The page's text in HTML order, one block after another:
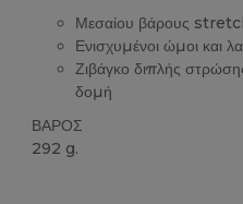
Μεσαίου βάρους
Ενισχυμένοι ώμοι και
Ζιβάγκο διπλής
δομή
ΒΑΡΟΣ
292 g.